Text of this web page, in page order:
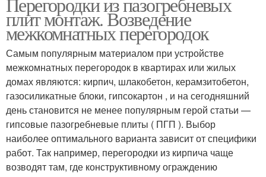
плит монтаж. Возведение
межкомнатных перегородок
Самым популярным материалом при устройстве
межкомнатных перегородок в квартирах или жилых
домах являются: кирпич, шлакобетон, керамзитобетон,
газосиликатные блоки, гипсокартон , и на сегодняшний
день становится не менее популярным герой статьи —
гипсовые пазогребневые плиты ( ПГП ). Выбор
наиболее оптимального варианта зависит от специфики
работ. Так например, перегородки из кирпича чаще
возводят там, где конструктивному ограждению